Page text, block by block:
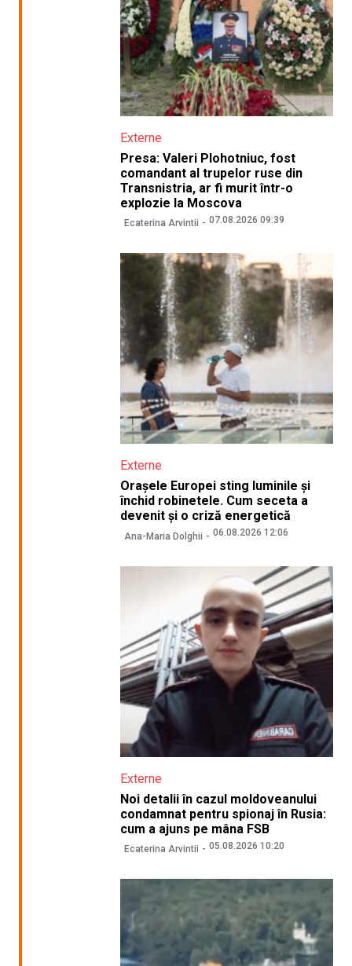
Externe
Presa: Valeri Plohotniuc, fost
comandant al trupelor ruse din
Transnistria, ar fi murit într-o
explozie la Moscova
Ecaterina Arvintii 07.08.2026 09:39
Externe
Orașele Europei sting luminile și
închid robinetele. Cum seceta a
devenit și o criză energetică
Ana-Maria Dolghii 06.08.2026 12:06
Externe
Noi detalii în cazul moldoveanului
condamnat pentru spionaj în Rusia:
cum a ajuns pe mâna FSB
Ecaterina Arvintii 05.08.2026 10:20